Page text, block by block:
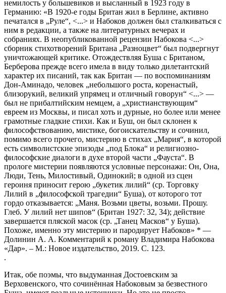
немилость у большевиков и высланный в 1923 году в
Германию: «В 1920-е годы Британ жил в Берлине, активно
печатался в „Руле“, <...> и Набоков должен был сталкиваться с
ним в редакции, а также на литературных вечерах и
собраниях. В неопубликованной рецензии Набокова <...>
сборник стихотворений Британа „Разноцвет“ был подвергнут
уничтожающей критике. Отождествляя Буша с Британом,
Берберова прежде всего имела в виду только дилетантский
характер их писаний, так как Британ — по воспоминаниям
Дон-Аминадо, человек „небольшого роста, коренастый,
близорукий, великий упрямец и отличный говорун“ <...> —
был не прибалтийским немцем, а „христианствующим“
евреем из Москвы, и писал хоть и дурные, но более или менее
грамотные гладкие стихи. Как и Буш, он был склонен к
философствованию, мистике, богоискательству и сочинил,
помимо всего прочего, мистерию в стихах „Мария“, в которой
есть символистские эпизоды „под Блока“ и религиозно-
философские диалоги в духе второй части „Фауста“. В
прологе мистерии появляются условные персонажи: Он, Она,
Люди, Тень, Милостивый, Одинокий; в одной из сцен
героиня приносит герою „букетик лилий“ (ср. Торговку
Лилий в „философской трагедии“ Буша), от которого тот
гордо отказывается: „Маня. Возьми цветы, возьми. Прошу.
Глеб. У лилий нет шипов“ (Британ 1927: 32, 34); действие
завершается пляской масок (ср. „Танец Масков“ у Буша).
Похоже, именно эту мистерию и пародирует Набоков» * —
Долинин А. А. Комментарий к роману Владимира Набокова
«Дар». – М.: Новое издательство, 2019. С. 123.
.
Итак, обе поэмы, что выдуманная Достоевским за
Верховенского, что сочинённая Набоковым за безвестного